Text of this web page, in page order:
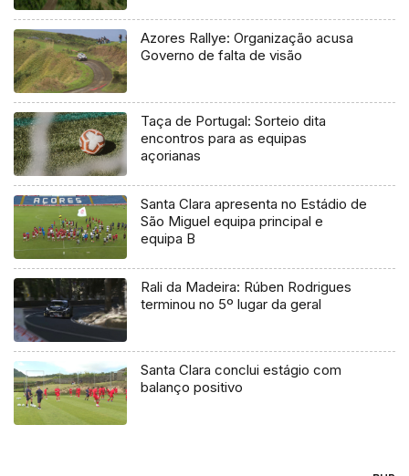
Azores Rallye: Organização acusa
Governo de falta de visão
Taça de Portugal: Sorteio dita
encontros para as equipas
açorianas
Santa Clara apresenta no Estádio de
São Miguel equipa principal e
equipa B
Rali da Madeira: Rúben Rodrigues
terminou no 5º lugar da geral
Santa Clara conclui estágio com
balanço positivo